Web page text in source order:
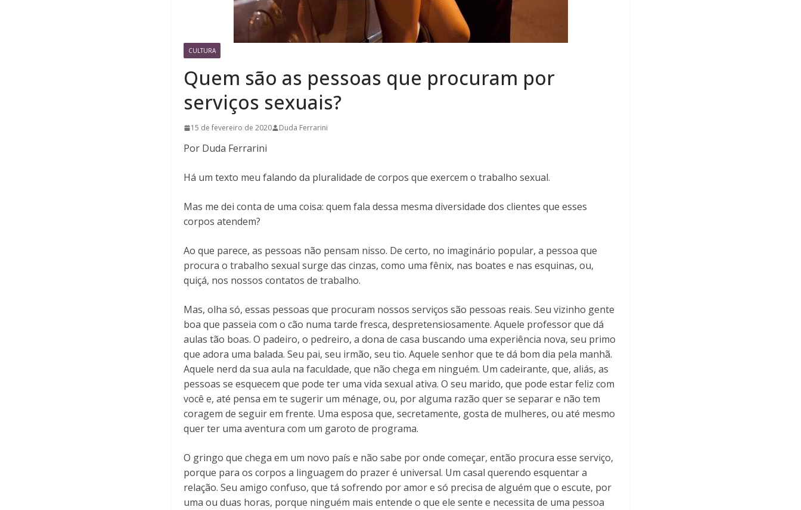
CULTURA
Quem são as pessoas que procuram por
serviços sexuais?
15 de fevereiro de 2020 Duda Ferrarini
Por Duda Ferrarini
Há um texto meu falando da pluralidade de corpos que exercem o trabalho sexual.
Mas me dei conta de uma coisa: quem fala dessa mesma diversidade dos clientes que esses
corpos atendem?
Ao que parece, as pessoas não pensam nisso. De certo, no imaginário popular, a pessoa que
procura o trabalho sexual surge das cinzas, como uma fênix, nas boates e nas esquinas, ou,
quiçá, nos nossos contatos de trabalho.
Mas, olha só, essas pessoas que procuram nossos serviços são pessoas reais. Seu vizinho gente
boa que passeia com o cão numa tarde fresca, despretensiosamente. Aquele professor que dá
aulas tão boas. O padeiro, o pedreiro, a dona de casa buscando uma experiência nova, seu primo
que adora uma balada. Seu pai, seu irmão, seu tio. Aquele senhor que te dá bom dia pela manhã.
Aquele nerd da sua aula na faculdade, que não chega em ninguém. Um cadeirante, que, aliás, as
pessoas se esquecem que pode ter uma vida sexual ativa. O seu marido, que pode estar feliz com
você e, até pensa em te sugerir um ménage, ou, por alguma razão quer se separar e não tem
coragem de seguir em frente. Uma esposa que, secretamente, gosta de mulheres, ou até mesmo
quer ter uma aventura com um garoto de programa.
O gringo que chega em um novo país e não sabe por onde começar, então procura esse serviço,
porque para os corpos a linguagem do prazer é universal. Um casal querendo esquentar a
relação. Seu amigo confuso, que tá sofrendo por amor e só precisa de alguém que o escute, por
uma ou duas horas, porque ninguém mais entende o que ele sente e necessita de uma pessoa